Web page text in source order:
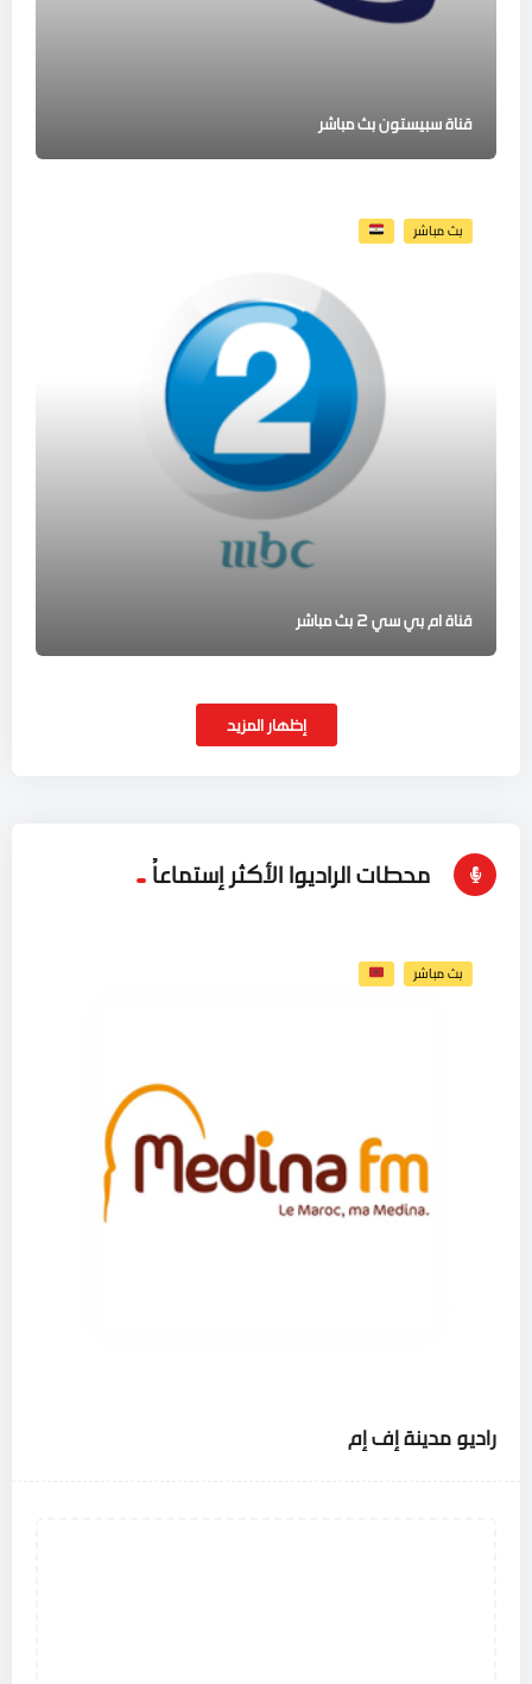
قناة سبيستون بث مباشر
بث مباشر
قناة ام بي سي 2 بث مباشر
إظهار المزيد
محطات الراديوا الأكثر إستماعاُ
بث مباشر
راديو مدينة إف إم